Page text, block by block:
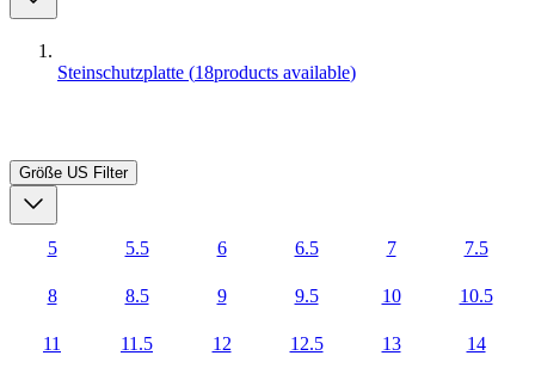
Steinschutzplatte (18products available)
Größe US Filter
5 5.5 6 6.5 7 7.5
8 8.5 9 9.5 10 10.5
11 11.5 12 12.5 13 14